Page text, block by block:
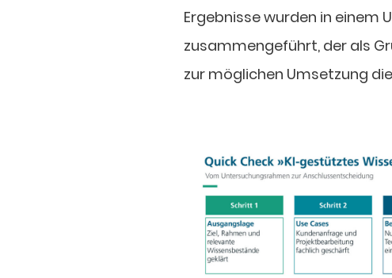
Ergebnisse wurden in einem
zusammengeführt, der als
zur möglichen Umsetzung